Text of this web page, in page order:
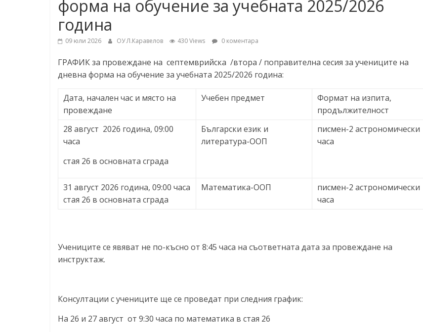
ресурси (ЦРЧР)
форма на обучение за учебната 2025/2026
година
09 юли 2026 ОУ Л.Каравелов 430 Views 0 коментара
ГРАФИК за провеждане на септемврийска /втора / поправителна сесия за учениците на
дневна форма на обучение за учебната 2025/2026 година:
Дата, начален час и място на
провеждане
Учебен предмет
Формат на изпита,
продължителност
28 август 2026 година, 09:00
часа
стая 26 в основната сграда
Български език и
литература-ООП
писмен-2 астрономически
часа
31 август 2026 година, 09:00 часа
стая 26 в основната сграда
Математика-ООП
писмен-2 астрономически
часа
Учениците се явяват не по-късно от 8:45 часа на съответната дата за провеждане на
инструктаж.
Консултации с учениците ще се проведат при следния график:
На 26 и 27 август от 9:30 часа по математика в стая 26